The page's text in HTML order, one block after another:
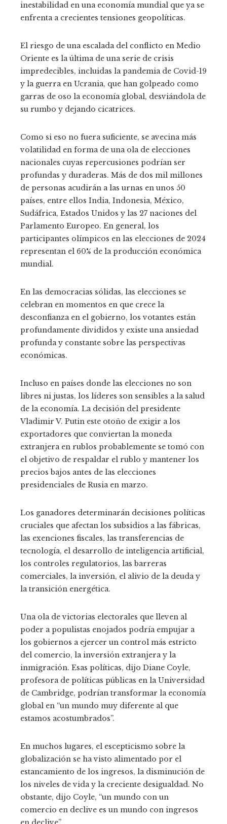
inestabilidad en una economía mundial que ya se
enfrenta a crecientes tensiones geopolíticas.
El riesgo de una escalada del conflicto en Medio
Oriente es la última de una serie de crisis
impredecibles, incluidas la pandemia de Covid-19
y la guerra en Ucrania, que han golpeado como
garras de oso la economía global, desviándola de
su rumbo y dejando cicatrices.
Como si eso no fuera suficiente, se avecina más
volatilidad en forma de una ola de elecciones
nacionales cuyas repercusiones podrían ser
profundas y duraderas. Más de dos mil millones
de personas acudirán a las urnas en unos 50
países, entre ellos India, Indonesia, México,
Sudáfrica, Estados Unidos y las 27 naciones del
Parlamento Europeo. En general, los
participantes olímpicos en las elecciones de 2024
representan el 60% de la producción económica
mundial.
En las democracias sólidas, las elecciones se
celebran en momentos en que crece la
desconfianza en el gobierno, los votantes están
profundamente divididos y existe una ansiedad
profunda y constante sobre las perspectivas
económicas.
Incluso en países donde las elecciones no son
libres ni justas, los líderes son sensibles a la salud
de la economía. La decisión del presidente
Vladimir V. Putin este otoño de exigir a los
exportadores que conviertan la moneda
extranjera en rublos probablemente se tomó con
el objetivo de respaldar el rublo y mantener los
precios bajos antes de las elecciones
presidenciales de Rusia en marzo.
Los ganadores determinarán decisiones políticas
cruciales que afectan los subsidios a las fábricas,
las exenciones fiscales, las transferencias de
tecnología, el desarrollo de inteligencia artificial,
los controles regulatorios, las barreras
comerciales, la inversión, el alivio de la deuda y
la transición energética.
Una ola de victorias electorales que lleven al
poder a populistas enojados podría empujar a
los gobiernos a ejercer un control más estricto
del comercio, la inversión extranjera y la
inmigración. Esas políticas, dijo Diane Coyle,
profesora de políticas públicas en la Universidad
de Cambridge, podrían transformar la economía
global en “un mundo muy diferente al que
estamos acostumbrados”.
En muchos lugares, el escepticismo sobre la
globalización se ha visto alimentado por el
estancamiento de los ingresos, la disminución de
los niveles de vida y la creciente desigualdad. No
obstante, dijo Coyle, “un mundo con un
comercio en declive es un mundo con ingresos